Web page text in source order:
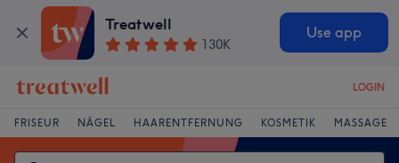
Treatwell
130K
Use app
LOGIN
FRISEUR NÄGEL HAARENTFERNUNG KOSMETIK MASSAGE